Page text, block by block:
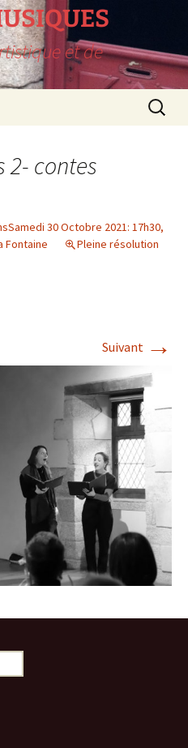
et de
2- contes
Samedi 30 Octobre 2021: 17h30,
Fontaine
Pleine résolution
Suivant →